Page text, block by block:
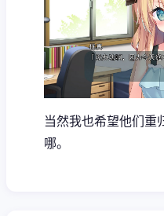
当然我也希望他们重
哪。